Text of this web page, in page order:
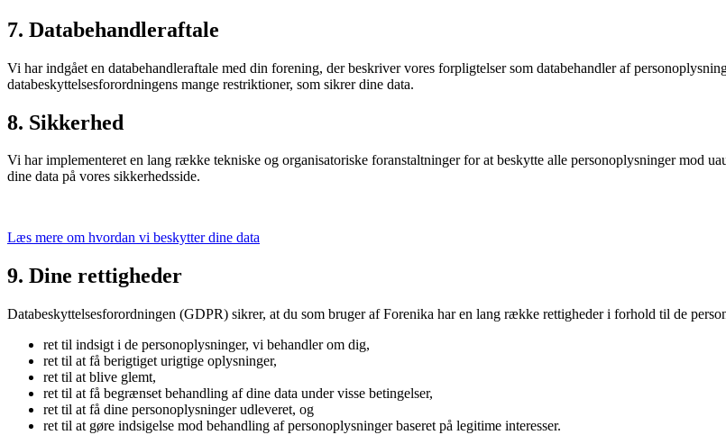
7. Databehandleraftale
Vi har indgået en databehandleraftale med din forening, der beskriver vores forpligtelser som databehandler af
databeskyttelsesforordningens mange restriktioner, som sikrer dine data.
8. Sikkerhed
Vi har implementeret en lang række tekniske og organisatoriske foranstaltninger for at beskytte alle personoplysninger mod
dine data på vores sikkerhedsside.
Læs mere om hvordan vi beskytter dine data
9. Dine rettigheder
Databeskyttelsesforordningen (GDPR) sikrer, at du som bruger af Forenika har en lang række rettigheder i forhold til de
ret til indsigt i de personoplysninger, vi behandler om dig,
ret til at få berigtiget urigtige oplysninger,
ret til at blive glemt,
ret til at få begrænset behandling af dine data under visse betingelser,
ret til at få dine personoplysninger udleveret, og
ret til at gøre indsigelse mod behandling af personoplysninger baseret på legitime interesser.